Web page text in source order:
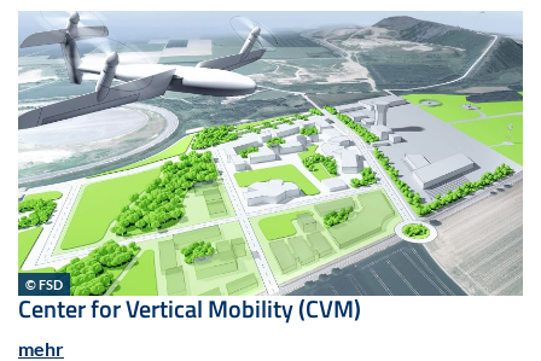
© FSD
Cen­ter for Ver­ti­cal Mo­bi­li­ty (CVM)
mehr